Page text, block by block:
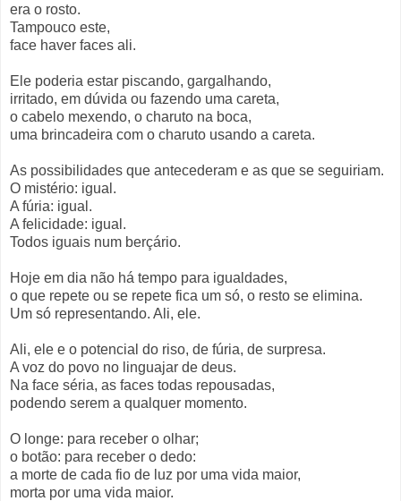
era o rosto.
Tampouco este,
face haver faces ali.
Ele poderia estar piscando, gargalhando,
irritado, em dúvida ou fazendo uma careta,
o cabelo mexendo, o charuto na boca,
uma brincadeira com o charuto usando a careta.
As possibilidades que antecederam e as que se seguiriam.
O mistério: igual.
A fúria: igual.
A felicidade: igual.
Todos iguais num berçário.
Hoje em dia não há tempo para igualdades,
o que repete ou se repete fica um só, o resto se elimina.
Um só representando. Ali, ele.
Ali, ele e o potencial do riso, de fúria, de surpresa.
A voz do povo no linguajar de deus.
Na face séria, as faces todas repousadas,
podendo serem a qualquer momento.
O longe: para receber o olhar;
o botão: para receber o dedo:
a morte de cada fio de luz por uma vida maior,
morta por uma vida maior.